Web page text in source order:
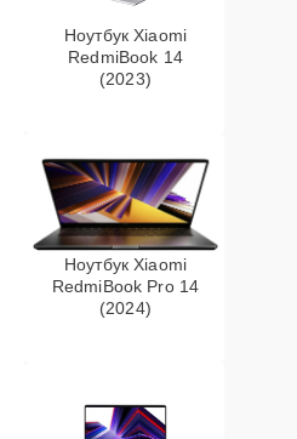
Ноутбук Xiaomi
RedmiBook 14
(2023)
Ноутбук Xiaomi
RedmiBook Pro 14
(2024)